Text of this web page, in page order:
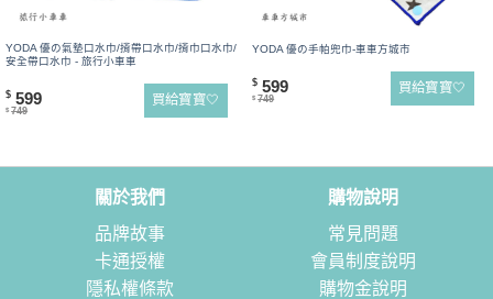
YODA 優の氣墊口水巾/揹帶口水巾/揹巾口水巾/
安全帶口水巾 - 旅行小車車
$ 599
$ 749
買給寶寶🤍
YODA 優の手帕兜巾-車車方城市
$ 599
$ 749
買給寶寶🤍
關於我們
品牌故事
卡通授權
隱私權條款
購物說明
常見問題
會員制度說明
購物金說明